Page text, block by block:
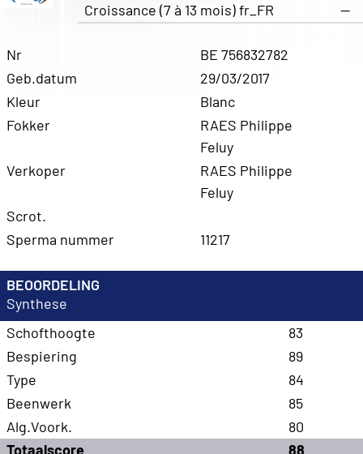
Croissance (7 à 13 mois) fr_FR
—
Nr
BE 756832782
Geb.datum
29/03/2017
Kleur
Blanc
Fokker
RAES Philippe
Feluy
Verkoper
RAES Philippe
Feluy
Scrot.
Sperma nummer
11217
BEOORDELING
Synthese
Schofthoogte
83
Bespiering
89
Type
84
Beenwerk
85
Alg.Voork.
80
Totaalscore
88